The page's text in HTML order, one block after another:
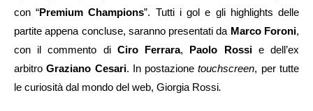
con “Premium Champions”. Tutti i gol e gli highlights delle
partite appena concluse, saranno presentati da Marco Foroni,
con il commento di Ciro Ferrara, Paolo Rossie dell’ex
arbitroGraziano Cesari. In postazionetouchscreen, per tutte
le curiosità dal mondo del web, Giorgia Rossi.